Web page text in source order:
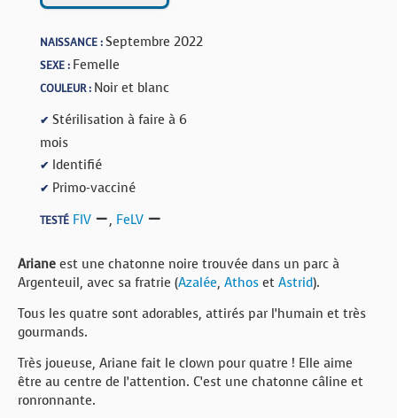
NAISSANCE :Septembre 2022
SEXE : Femelle
COULEUR : Noir et blanc
✔ Stérilisation à faire à 6
mois
✔ Identifié
✔ Primo-vacciné
TESTÉ FIV , FeLV
Ariane est une chatonne noire trouvée dans un parc à
Argenteuil, avec sa fratrie (Azalée, Athos et Astrid).
Tous les quatre sont adorables, attirés par l’humain et très
gourmands.
Très joueuse, Ariane fait le clown pour quatre ! Elle aime
être au centre de l’attention. C’est une chatonne câline et
ronronnante.